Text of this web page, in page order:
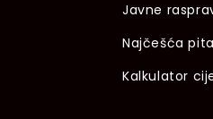
Javne
Najčešća
Kalkulator